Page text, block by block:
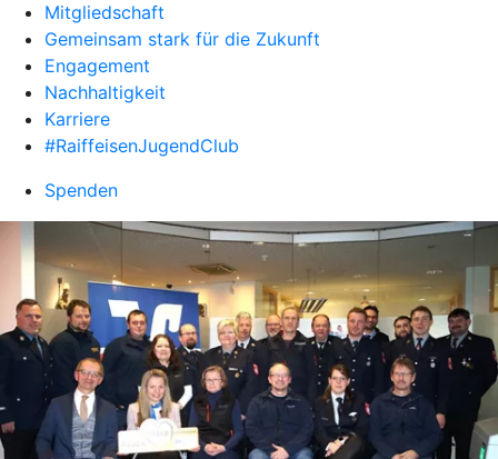
Mitgliedschaft
Gemeinsam stark für die Zukunft
Engagement
Nachhaltigkeit
Karriere
#RaiffeisenJugendClub
Spenden